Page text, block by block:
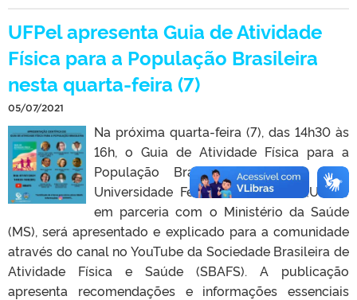
UFPel apresenta Guia de Atividade
Física para a População Brasileira
nesta quarta-feira (7)
05/07/2021
Na próxima quarta-feira (7), das 14h30 às
16h, o Guia de Atividade Física para a
População Brasileira, idealizado pela
Universidade Federal de Pelotas (UFPel)
em parceria com o Ministério da Saúde
(MS), será apresentado e explicado para a comunidade
através do canal no YouTube da Sociedade Brasileira de
Atividade Física e Saúde (SBAFS). A publicação
apresenta recomendações e informações essenciais